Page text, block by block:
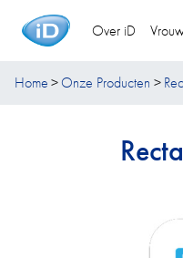
Over iD
Home Onze Producten